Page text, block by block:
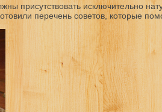
присутствовать исключительно
перечень советов, которые